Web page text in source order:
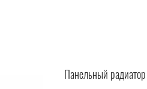
Панельный